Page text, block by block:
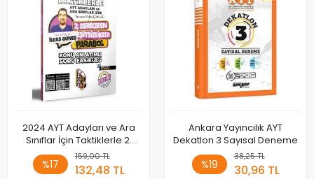
2024 AYT Adayları ve Ara
Sınıflar İçin Taktiklerle 2.
Dereceden Eşitsizlikler
Parabol Konu Anlatımlı
%17
159,00 TL
132,48 TL
Ankara Yayıncılık AYT
Dekatlon 3 Sayısal Deneme
%19
38,25 TL
30,96 TL